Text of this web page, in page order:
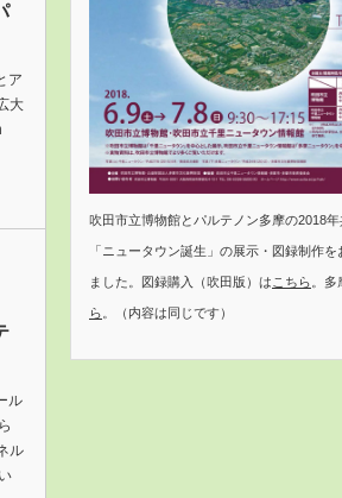
ア
大
ル
ル
吹田市立博物館とパルテノン多摩の2018
「ニュータウン誕生」の展示・図録制作を
ました。図録購入（吹田版）は こちら 。
ら 。（内容は同じです）